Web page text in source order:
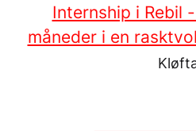
Internship i Rebil
måneder i en